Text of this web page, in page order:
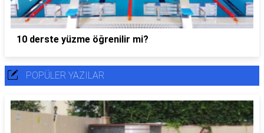
10 derste yüzme öğrenilir mi?
POPÜLER YAZILAR